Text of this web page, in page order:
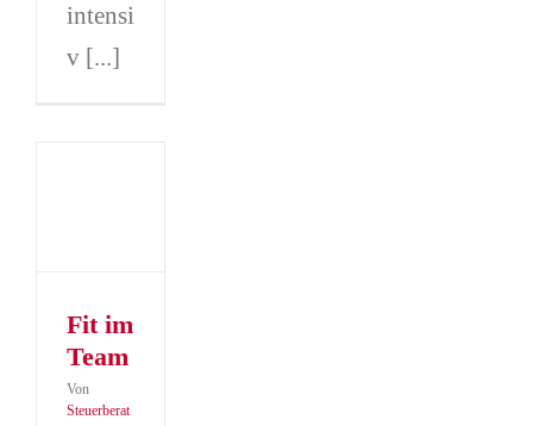
intensi
v [...]
Fit im
Team
Von
Steuerberat